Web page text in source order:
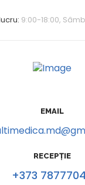
9:00-18:00,
EMAIL
RECEPȚIE
+373